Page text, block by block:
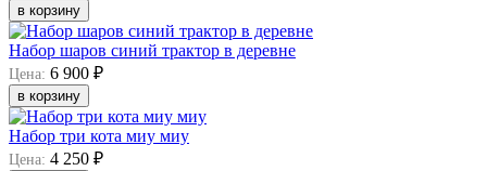
в корзину
Набор шаров синий трактор в деревне
Цена: 6 900 ₽
в корзину
Набор три кота миу миу
Цена: 4 250 ₽